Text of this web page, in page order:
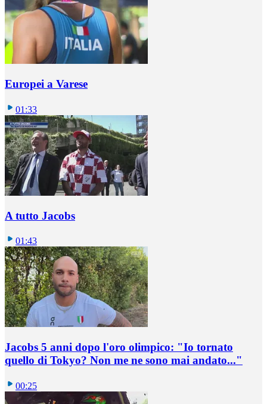
Europei a Varese
01:33
A tutto Jacobs
01:43
Jacobs 5 anni dopo l'oro olimpico: "Io tornato
quello di Tokyo? Non me ne sono mai andato..."
00:25